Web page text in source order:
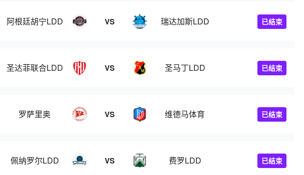
阿根廷胡宁LDD VS 瑞达加斯LDD 已结束
圣达菲联合LDD VS 圣马丁LDD 已结束
罗萨里奥 VS 维德马体育 已结束
佩纳罗尔LDD VS 费罗LDD 已结束